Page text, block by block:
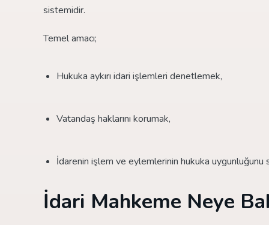
sistemidir.
Temel amacı;
Hukuka aykırı idari işlemleri denetlemek,
Vatandaş haklarını korumak,
İdarenin işlem ve eylemlerinin hukuka uygunluğunu
İdari Mahkeme Neye